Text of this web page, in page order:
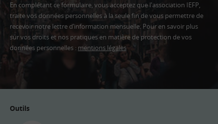
En complétant ce formulaire, vous acceptez que l'association IEFP,
traite vos données personnelles à la seule fin de vous permettre de
recevoir notre lettre d’information mensuelle. Pour en savoir plus
sur vos droits et nos pratiques en matière de protection de vos
données personnelles : mentions légales
Outils